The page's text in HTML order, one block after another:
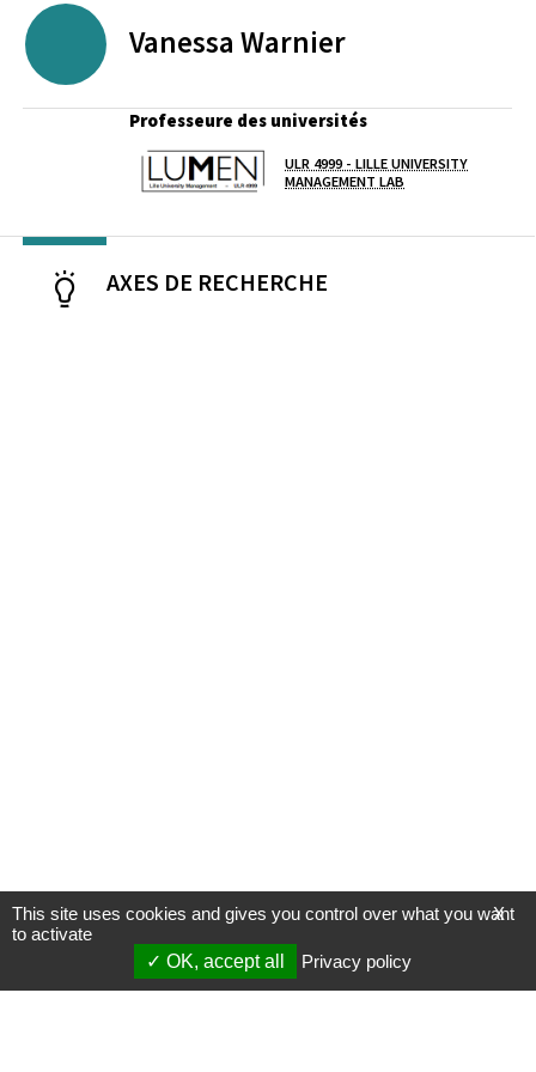
ENSAIT
Vanessa Warnier
Professeure des universités
ULR 4999 - LILLE UNIVERSITY
MANAGEMENT LAB
AXES DE RECHERCHE
X
This site uses cookies and gives you control over what you want
to activate
OK, accept all
Privacy policy